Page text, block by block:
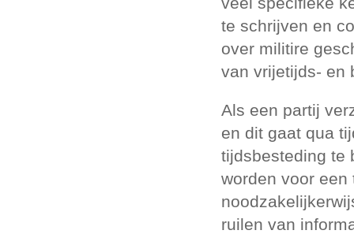
te schrijven en
over militire
van vrijetijds- en
Als een partij
en dit gaat qua
tijdsbesteding te
worden voor
ruilen van